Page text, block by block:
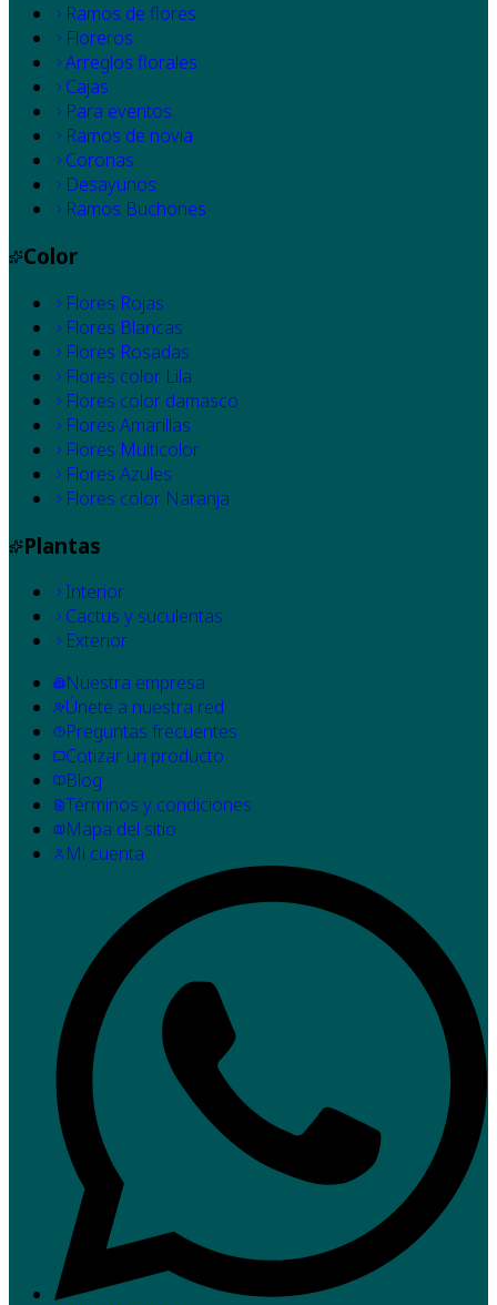
Ramos de flores
Floreros
Arreglos florales
Cajas
Para eventos
Ramos de novia
Coronas
Desayunos
Ramos Buchones
Color
Flores Rojas
Flores Blancas
Flores Rosadas
Flores color Lila
Flores color damasco
Flores Amarillas
Flores Multicolor
Flores Azules
Flores color Naranja
Plantas
Interior
Cactus y suculentas
Exterior
Nuestra empresa
Únete a nuestra red
Preguntas frecuentes
Cotizar un producto
Blog
Términos y condiciones
Mapa del sitio
Mi cuenta